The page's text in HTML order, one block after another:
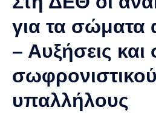
για τα σώματα
– Αυξήσεις και
υπαλλήλους